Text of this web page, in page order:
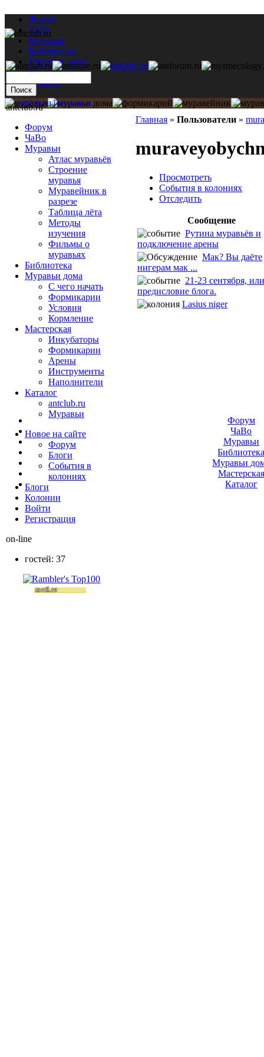
Форум
ЧаВо
Муравьи
Библиотека
Муравьи дома
Мастерская
Каталог
Главная » Пользователи »
Просмотреть
События в колониях
Отследить
Сообщение
Рутина муравьёв и
подключение арены
Мак? Вы даёте
нигерам мак ...
21-23 сентября, или
предисловие блога.
Lasius niger
antclub.ru
Форум
ЧаВо
Муравьи
Атлас муравьёв
Строение
муравья
Муравейник в
разрезе
Таблица лёта
Методы
изучения
Фильмы о
муравьях
Библиотека
Муравьи дома
С чего начать
Формикарии
Условия
Кормление
Мастерская
Инкубаторы
Формикарии
Арены
Инструменты
Наполнители
Каталог
antclub.ru
Муравьи
Новое на сайте
Форум
Блоги
События в
колониях
Блоги
Колонии
Войти
Peгиcтpaция
on-line
гостей: 37
Форум
ЧаВо
Муравьи
Муравьи
Мастерская
Каталог